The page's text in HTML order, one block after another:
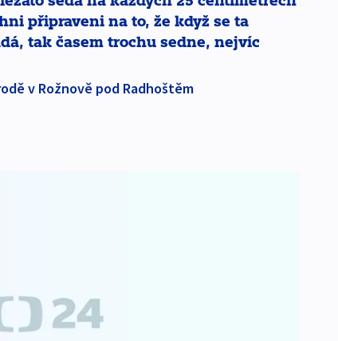
připraveni na to, že když se ta
tak časem trochu sedne, nejvíc
v Rožnově pod Radhoštěm